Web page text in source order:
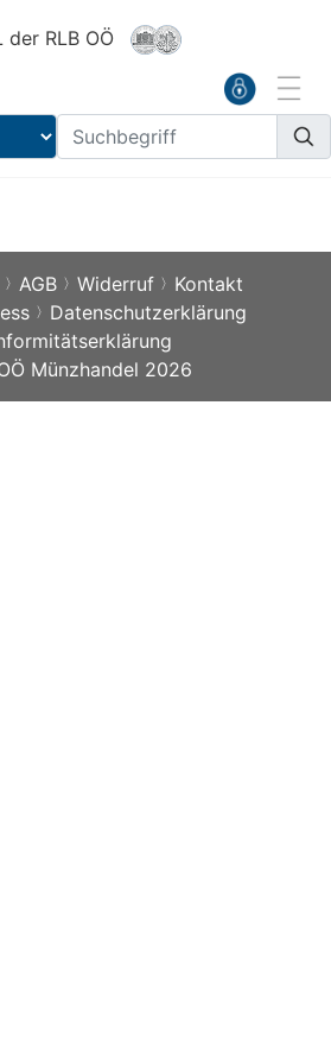
der RLB OÖ
AGB Widerruf
Kontakt
Datenschutzerklärung
Münzhandel 2026